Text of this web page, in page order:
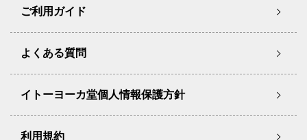
ご利用ガイド
よくある質問
イトーヨーカ堂個人情報保護方針
利用規約